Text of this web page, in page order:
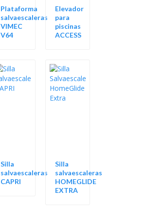
Plataforma
salvaescaleras
VIMEC
V64
Elevador
para
piscinas
ACCESS
Silla
salvaescaleras
CAPRI
Silla
salvaescaleras
HOMEGLIDE
EXTRA